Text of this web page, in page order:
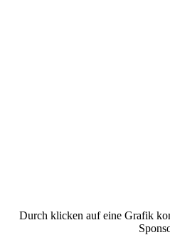
Durch klicken auf eine Grafik